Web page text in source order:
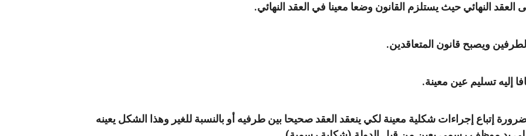
النهائي حيث يستلزم القانون وضعا معينا في العقد النهائي.
ويصبح قانون المتعاقدين.
إليه تسليم عين معينة.
إتباع إجراءات شكلية معينة لكي ينعقد العقد صحيحا بين طرفيه أو بالنسبة للغير وهذا الشكل يعينه